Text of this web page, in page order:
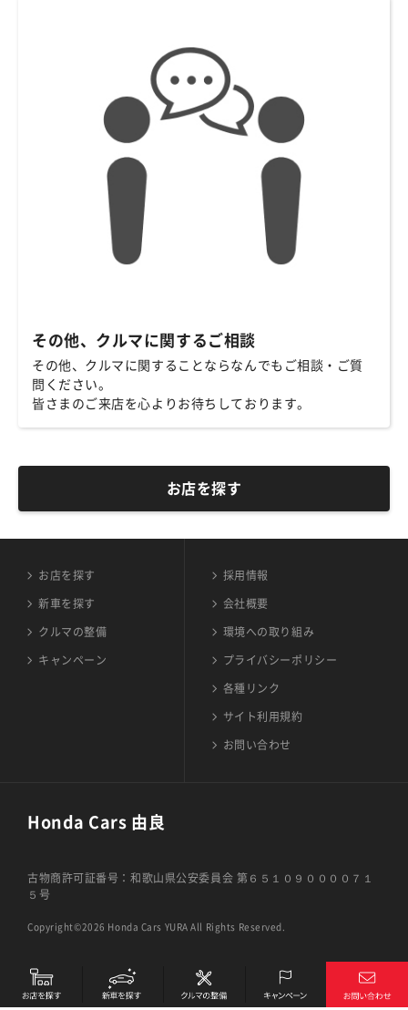
その他、クルマに関するご相談
その他、クルマに関することならなんでもご相談・ご質
問ください。
皆さまのご来店を心よりお待ちしております。
お店を探す
お店を探す
新車を探す
クルマの整備
キャンペーン
採用情報
会社概要
環境への取り組み
プライバシーポリシー
各種リンク
サイト利用規約
お問い合わせ
Honda Cars 由良
古物商許可証番号：和歌山県公安委員会 第６５１０９００００７１
５号
Copyright©2026 Honda Cars YURA All Rights Reserved.